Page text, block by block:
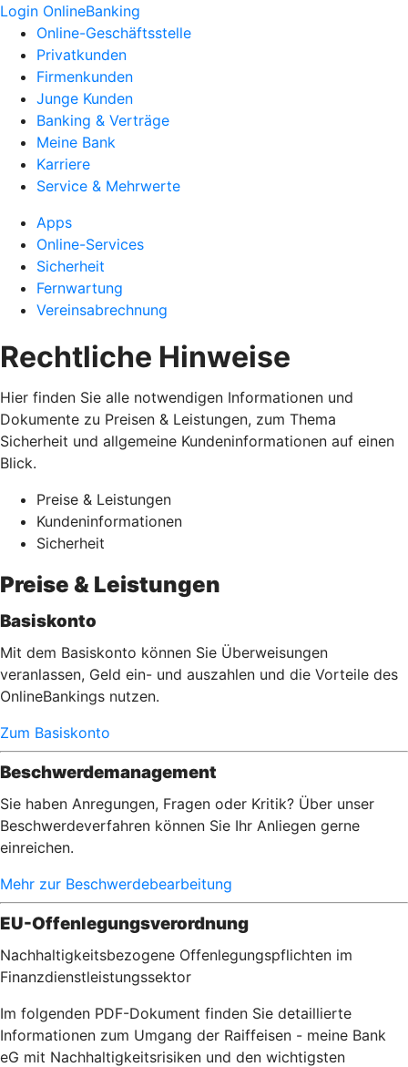
Login OnlineBanking
Online-Geschäftsstelle
Privatkunden
Firmenkunden
Junge Kunden
Banking & Verträge
Meine Bank
Karriere
Service & Mehrwerte
Apps
Online-Services
Sicherheit
Fernwartung
Vereinsabrechnung
Rechtliche Hinweise
Hier finden Sie alle notwendigen Informationen und
Dokumente zu Preisen & Leistungen, zum Thema
Sicherheit und allgemeine Kundeninformationen auf einen
Blick.
Preise & Leistungen
Kundeninformationen
Sicherheit
Preise & Leistungen
Basiskonto
Mit dem Basiskonto können Sie Überweisungen
veranlassen, Geld ein- und auszahlen und die Vorteile des
OnlineBankings nutzen.
Zum Basiskonto
Beschwerdemanagement
Sie haben Anregungen, Fragen oder Kritik? Über unser
Beschwerdeverfahren können Sie Ihr Anliegen gerne
einreichen.
Mehr zur Beschwerdebearbeitung
EU-Offenlegungsverordnung
Nachhaltigkeitsbezogene Offenlegungspflichten im
Finanzdienstleistungssektor
Im folgenden PDF-Dokument finden Sie detaillierte
Informationen zum Umgang der Raiffeisen - meine Bank
eG mit Nachhaltigkeitsrisiken und den wichtigsten